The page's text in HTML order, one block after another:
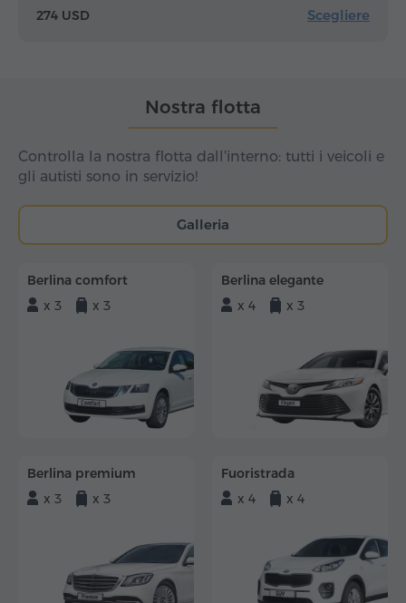
274 USD Scegliere
Nostra flotta
Controlla la nostra flotta dall'interno: tutti i veicoli e
gli autisti sono in servizio!
Galleria
Berlina comfort
x 3
x 3
Berlina elegante
x 4
x 3
Berlina premium
x 3
x 3
Fuoristrada
x 4
x 4